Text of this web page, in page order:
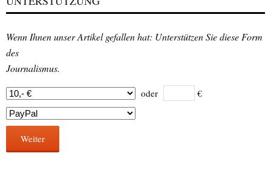
Wenn Ihnen unser Artikel gefallen hat: Unterstützen Sie diese Form
des
Journalismus.
oder €
Weiter